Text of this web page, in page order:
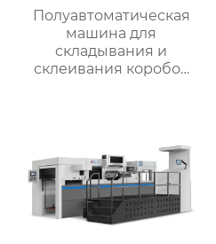
Полуавтоматическая
машина для
складывания и
склеивания коробок